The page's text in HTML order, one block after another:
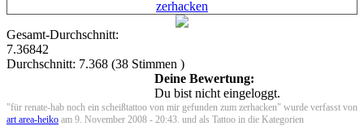
Gesamt-Durchschnitt:
7.36842
Durchschnitt: 7.368 (38 Stimmen )
Deine Bewertung:
Du bist nicht eingeloggt.
"für renate-hab noch ein scheißtattoo von mir gefunden zum zerhacken" wurde verfasst von
art area-heiko am 9. November 2008 - 20:43. und als Tattoo in die Kategorien